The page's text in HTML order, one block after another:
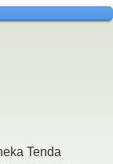
Tenda